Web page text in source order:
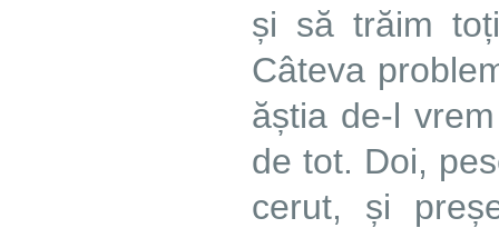
și să trăim
Câteva
ăștia de-l
de tot. Doi,
cerut, și